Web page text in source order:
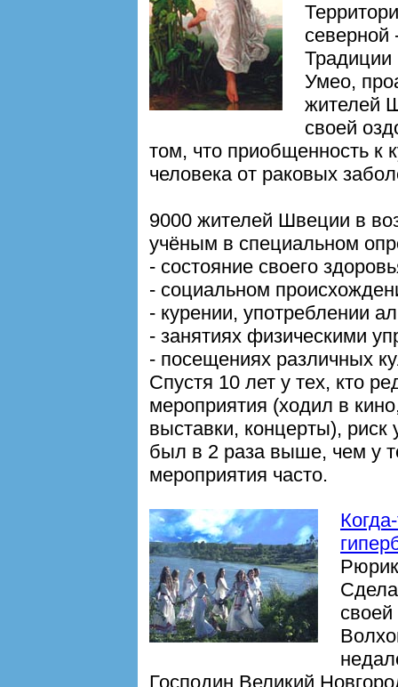
северной
Традиции
Умео,
жителей
своей
том, что приобщенность к
человека от раковых
9000 жителей Швеции в
учёным в специальном
- состояние своего
- социальном
- курении, употреблении
- занятиях физическими
- посещениях различных
Спустя 10 лет у тех, кто
мероприятия (ходил в
выставки, концерты), риск
был в 2 раза выше, чем у
мероприятия часто.
своей
Господин Великий